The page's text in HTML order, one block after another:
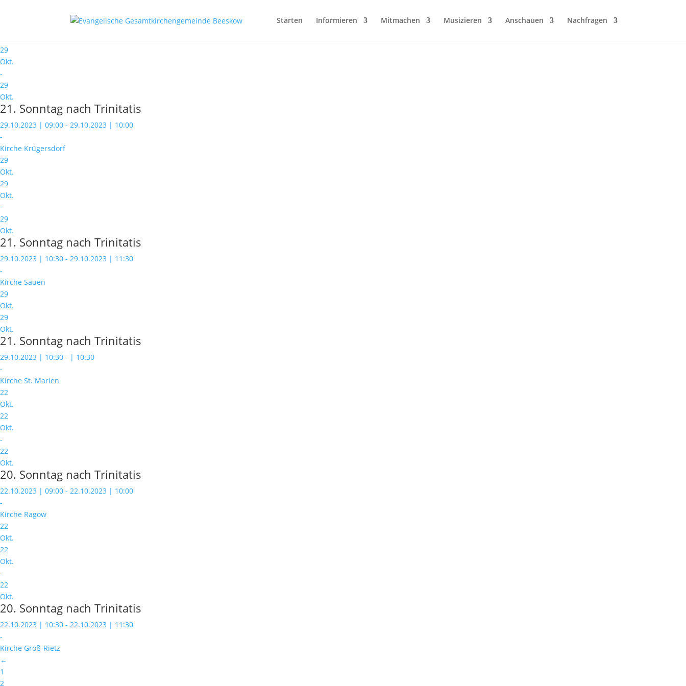
Starten Informieren Mitmachen Musizieren Anschauen Nachfragen
29
Okt.
-
29
Okt.
21. Sonntag nach Trinitatis
29.10.2023 | 09:00 - 29.10.2023 | 10:00
-
Kirche Krügersdorf
29
Okt.
29
Okt.
-
29
Okt.
21. Sonntag nach Trinitatis
29.10.2023 | 10:30 - 29.10.2023 | 11:30
-
Kirche Sauen
29
Okt.
29
Okt.
21. Sonntag nach Trinitatis
29.10.2023 | 10:30 - | 10:30
-
Kirche St. Marien
22
Okt.
22
Okt.
-
22
Okt.
20. Sonntag nach Trinitatis
22.10.2023 | 09:00 - 22.10.2023 | 10:00
-
Kirche Ragow
22
Okt.
22
Okt.
-
22
Okt.
20. Sonntag nach Trinitatis
22.10.2023 | 10:30 - 22.10.2023 | 11:30
-
Kirche Groß-Rietz
←
1
2